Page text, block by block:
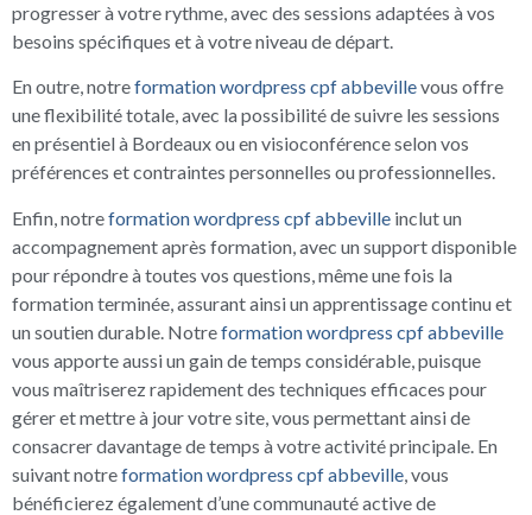
progresser à votre rythme, avec des sessions adaptées à vos
besoins spécifiques et à votre niveau de départ.
En outre, notreformation wordpress cpf abbevillevous offre
une flexibilité totale, avec la possibilité de suivre les sessions
en présentiel à Bordeaux ou en visioconférence selon vos
préférences et contraintes personnelles ou professionnelles.
Enfin, notreformation wordpress cpf abbeville inclut un
accompagnement après formation, avec un support disponible
pour répondre à toutes vos questions, même une fois la
formation terminée, assurant ainsi un apprentissage continu et
un soutien durable. Notreformation wordpress cpf abbeville
vous apporte aussi un gain de temps considérable, puisque
vous maîtriserez rapidement des techniques efficaces pour
gérer et mettre à jour votre site, vous permettant ainsi de
consacrer davantage de temps à votre activité principale. En
suivant notreformation wordpress cpf abbeville, vous
bénéficierez également d’une communauté active de